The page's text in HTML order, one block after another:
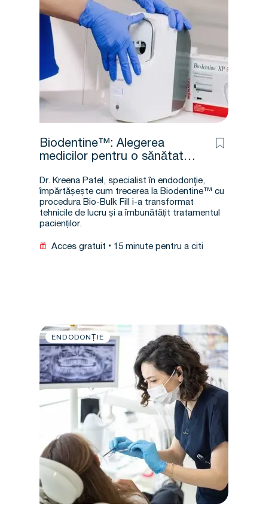
Biodentine™: Alegerea
medicilor pentru o sănătate
Dr. Kreena Patel, specialist în endodonţie,
împărtășește cum trecerea la Biodentine™ cu
procedura Bio-Bulk Fill i-a transformat
tehnicile de lucru și a îmbunătățit tratamentul
pacienților.
Acces gratuit 15 minute pentru a citi
ENDODONȚIE